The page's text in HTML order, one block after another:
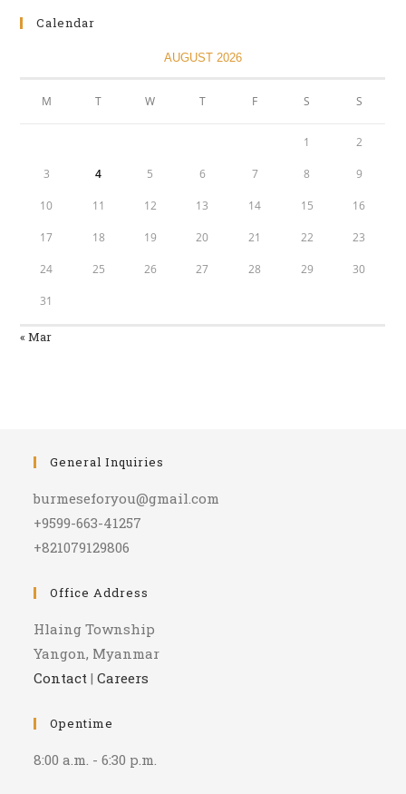
Calendar
AUGUST 2026
M T W T F S S
1 2
3 4 5 6 7 8 9
10 11 12 13 14 15 16
17 18 19 20 21 22 23
24 25 26 27 28 29 30
31
« Mar
General Inquiries
burmeseforyou@gmail.com
+9599-663-41257
+821079129806
Office Address
Hlaing Township
Yangon, Myanmar
Contact |Careers
Opentime
8:00 a.m. - 6:30 p.m.